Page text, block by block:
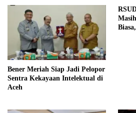
Bener Meriah Siap Jadi Pelopor
Sentra Kekayaan Intelektual di
Aceh